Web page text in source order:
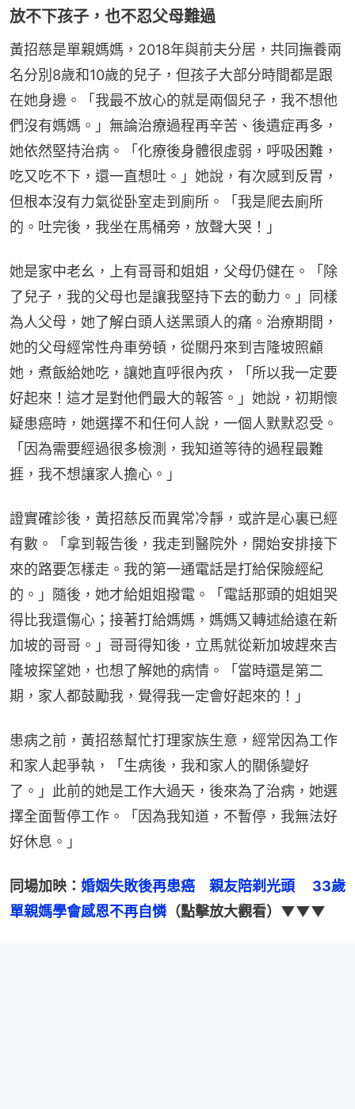
放不下孩子，也不忍父母難過
黃招慈是單親媽媽，2018年與前夫分居，共同撫養兩
名分別8歲和10歲的兒子，但孩子大部分時間都是跟
在她身邊。「我最不放心的就是兩個兒子，我不想他
們沒有媽媽。」無論治療過程再辛苦、後遺症再多，
她依然堅持治病。「化療後身體很虛弱，呼吸困難，
吃又吃不下，還一直想吐。」她說，有次感到反胃，
但根本沒有力氣從卧室走到廁所。「我是爬去廁所
的。吐完後，我坐在馬桶旁，放聲大哭！」
她是家中老幺，上有哥哥和姐姐，父母仍健在。「除
了兒子，我的父母也是讓我堅持下去的動力。」同樣
為人父母，她了解白頭人送黑頭人的痛。治療期間，
她的父母經常性舟車勞頓，從關丹來到吉隆坡照顧
她，煮飯給她吃，讓她直呼很內疚，「所以我一定要
好起來！這才是對他們最大的報答。」她說，初期懷
疑患癌時，她選擇不和任何人說，一個人默默忍受。
「因為需要經過很多檢測，我知道等待的過程最難
捱，我不想讓家人擔心。」
證實確診後，黃招慈反而異常冷靜，或許是心裏已經
有數。「拿到報告後，我走到醫院外，開始安排接下
來的路要怎樣走。我的第一通電話是打給保險經紀
的。」隨後，她才給姐姐撥電。「電話那頭的姐姐哭
得比我還傷心；接著打給媽媽，媽媽又轉述給遠在新
加坡的哥哥。」哥哥得知後，立馬就從新加坡趕來吉
隆坡探望她，也想了解她的病情。「當時還是第二
期，家人都鼓勵我，覺得我一定會好起來的！」
患病之前，黃招慈幫忙打理家族生意，經常因為工作
和家人起爭執，「生病後，我和家人的關係變好
了。」此前的她是工作大過天，後來為了治病，她選
擇全面暫停工作。「因為我知道，不暫停，我無法好
好休息。」
同場加映： 婚姻失敗後再患癌　親友陪剃光頭　 33歲
單親媽學會感恩不再自憐 （點擊放大觀看）▼▼▼